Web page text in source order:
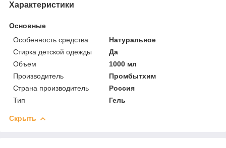
Характеристики
Основные
Особенность средства
Натуральное
Стирка детской одежды
Да
Объем
1000 мл
Производитель
Промбытхим
Страна производитель
Россия
Тип
Гель
Скрыть